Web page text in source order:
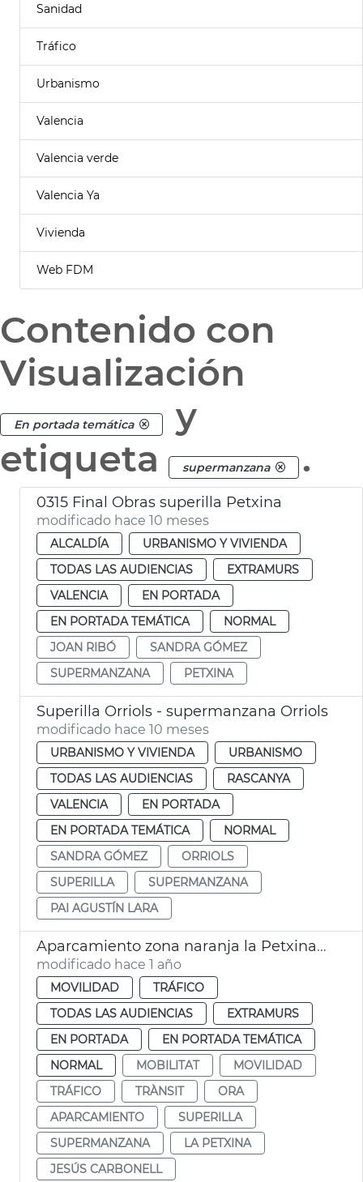
Sanidad
Tráfico
Urbanismo
Valencia
Valencia verde
Valencia Ya
Vivienda
Web FDM
Contenido con
Visualización
En portada temática
y
etiqueta
supermanzana .
0315 Final Obras superilla Petxina
modificado hace 10 meses
ALCALDÍA
URBANISMO Y VIVIENDA
TODAS LAS AUDIENCIAS
EXTRAMURS
VALENCIA
EN PORTADA
EN PORTADA TEMÁTICA
NORMAL
JOAN RIBÓ
SANDRA GÓMEZ
SUPERMANZANA
PETXINA
Superilla Orriols - supermanzana Orriols
modificado hace 10 meses
URBANISMO Y VIVIENDA
URBANISMO
TODAS LAS AUDIENCIAS
RASCANYA
VALENCIA
EN PORTADA
EN PORTADA TEMÁTICA
NORMAL
SANDRA GÓMEZ
ORRIOLS
SUPERILLA
SUPERMANZANA
PAI AGUSTÍN LARA
Aparcamiento zona naranja la Petxina València
modificado hace 1 año
MOVILIDAD
TRÁFICO
TODAS LAS AUDIENCIAS
EXTRAMURS
EN PORTADA
EN PORTADA TEMÁTICA
NORMAL
MOBILITAT
MOVILIDAD
TRÁFICO
TRÀNSIT
ORA
APARCAMIENTO
SUPERILLA
SUPERMANZANA
LA PETXINA
JESÚS CARBONELL